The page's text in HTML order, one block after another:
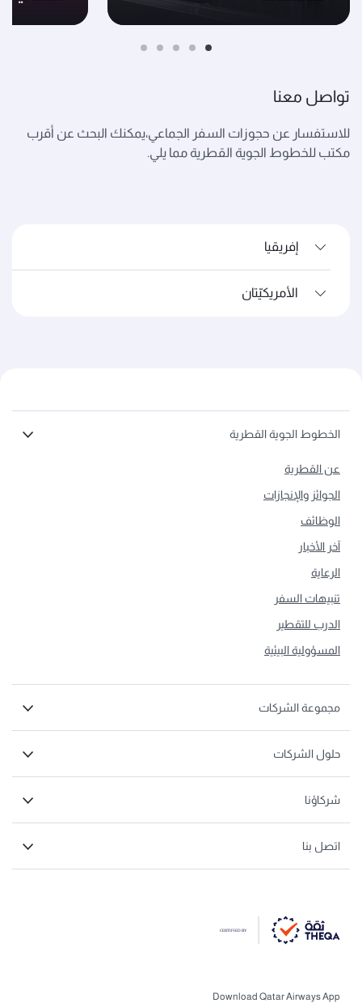
تواصل معنا
للاستفسار عن حجوزات السفر الجماعي،يمكنك البحث عن أقرب
مكتب للخطوط الجوية القطرية مما يلي.
إفريقيا
الأمريكيّتان
الخطوط الجوية القطرية
عن القطرية
الجوائز والإنجازات
الوظائف
آخر الأخبار
الرعاية
تنبيهات السفر
الدرب للتقطير
المسؤولية البيئية
مجموعة الشركات
حلول الشركات
شركاؤنا
اتصل بنا
Download Qatar Airways App